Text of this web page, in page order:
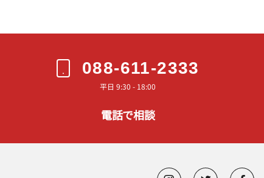
088-611-2333
平日 9:30 - 18:00
電話で相談